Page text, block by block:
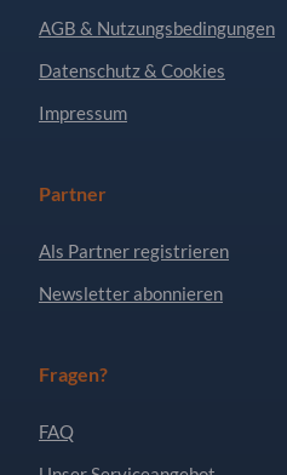
AGB & Nutzungsbedingungen
Datenschutz & Cookies
Impressum
Partner
Als Partner registrieren
Newsletter abonnieren
Fragen?
FAQ